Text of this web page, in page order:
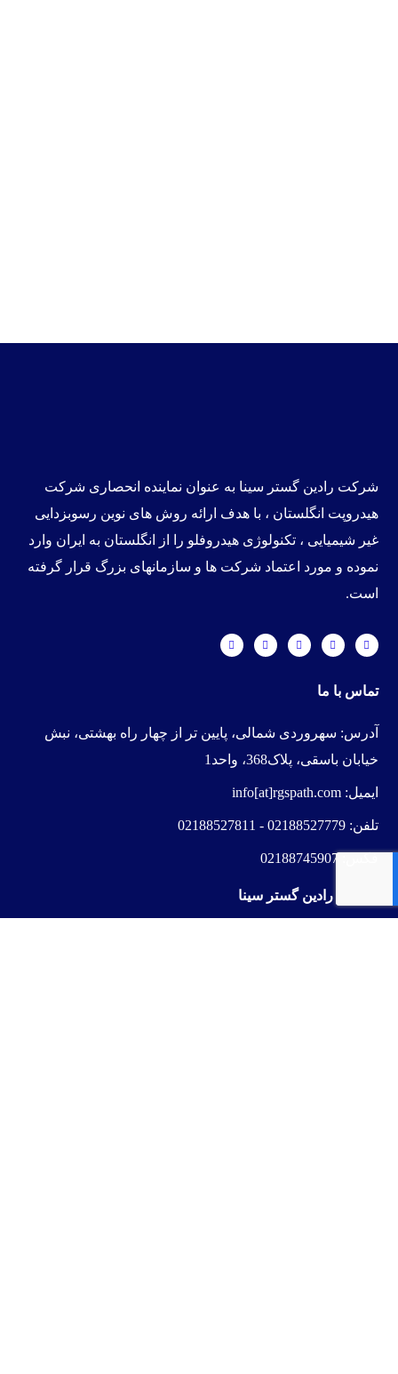
خدمات رادین گستر سینا
تماس با ما
آدرس: سهروردی شمالی، پایین تر از چهار راه بهشتی، نبش
خیابان باسقی، پلاک368، واحد1
ایمیل: info[at]rgspath.com
تلفن: 02188527779
-
02188527811
02188745907
شرکت رادین گستر سینا به عنوان نماینده انحصاری شرکت
هیدروپت انگلستان ، با هدف ارائه روش های نوین رسوبزدایی
غیر شیمیایی ،تکنولوژی هیدروفلو را از انگلستان به ایران وارد
نموده و مورد اعتماد شرکت ها و سازمانهای بزرگ قرار گرفته
است.